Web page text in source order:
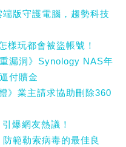
版守護電腦，趨勢科技
樣玩都會被盜帳號！
漏洞》Synology NAS年
付贖金
》業主請求協助刪除360
爆網友熱議！
範勒索病毒的最佳良